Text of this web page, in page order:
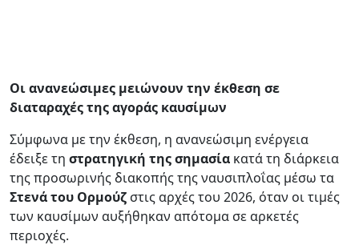
Οι ανανεώσιμες μειώνουν την έκθεση σε
διαταραχές της αγοράς καυσίμων
Σύμφωνα με την έκθεση, η ανανεώσιμη ενέργεια
έδειξε τη στρατηγική της σημασία κατά τη διάρκεια
της προσωρινής διακοπής της ναυσιπλοΐας μέσω τα
Στενά του Ορμούζ στις αρχές του 2026, όταν οι τιμές
των καυσίμων αυξήθηκαν απότομα σε αρκετές
περιοχές.